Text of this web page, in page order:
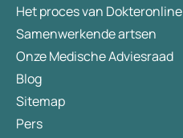
Het proces van Dokteronline
Samenwerkende artsen
Onze Medische Adviesraad
Blog
Sitemap
Pers